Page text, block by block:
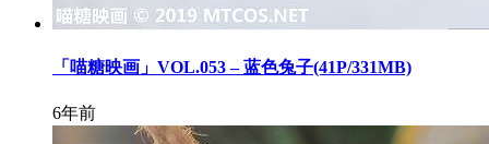
「喵糖映画」VOL.053 – 蓝色兔子(41P/331MB)
6年前